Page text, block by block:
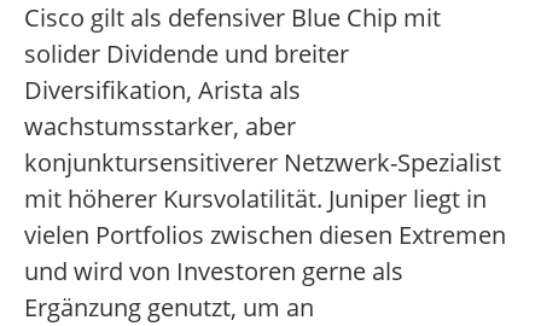
Cisco gilt als defensiver Blue Chip mit
solider Dividende und breiter
Diversifikation, Arista als
wachstumsstarker, aber
konjunktursensitiverer Netzwerk-Spezialist
mit höherer Kursvolatilität. Juniper liegt in
vielen Portfolios zwischen diesen Extremen
und wird von Investoren gerne als
Ergänzung genutzt, um an